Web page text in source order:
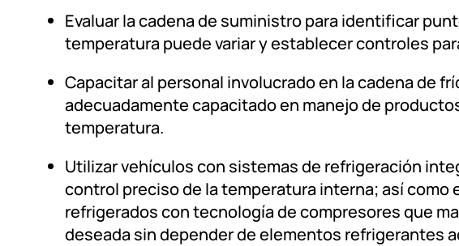
Evaluar la cadena de suministro para identificar
temperatura puede variar y establecer controles
Capacitar al personal involucrado en la cadena de
adecuadamente capacitado en manejo de
temperatura.​​​​​​​
Utilizar vehículos con sistemas de refrigeración
control preciso de la temperatura interna; así como
refrigerados con tecnología de compresores que
deseada sin depender de elementos refrigerantes